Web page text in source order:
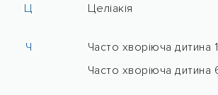
Ц Целіакія
Ч
Часто хворіюча дитина
Часто хворіюча дитина